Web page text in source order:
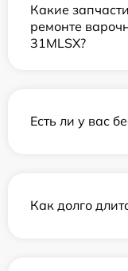
Какие
ремонте
31MLSX?
Есть ли у вас
Как долго